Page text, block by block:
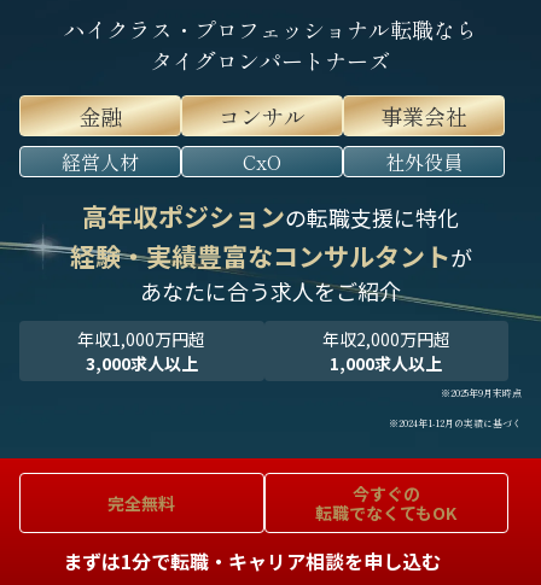
ハイクラス・プロフェッショナル転職なら
タイグロンパートナーズ
金融
コンサル 事業会社
経営人材 CxO 社外役員
高年収ポジションの転職支援に特化
経験・実績豊富なコンサルタントが
あなたに合う求人をご紹介
年収1,000万円超
3,000求人以上
年収2,000万円超
1,000求人以上
※2025年9月末時点
※2024年1-12月の実績に基づく
完全無料
今すぐの
転職でなくてもOK
まずは1分で転職・キャリア相談を申し込む